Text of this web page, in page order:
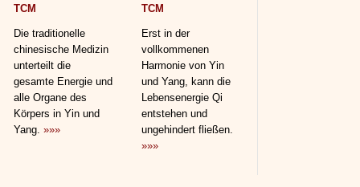
TCM
Die traditionelle
chinesische Medizin
unterteilt die
gesamte Energie und
alle Organe des
Körpers in Yin und
Yang. »»»
TCM
Erst in der
vollkommenen
Harmonie von Yin
und Yang, kann die
Lebensenergie Qi
entstehen und
ungehindert fließen.
»»»